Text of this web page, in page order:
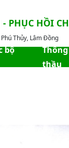
- PHỤC HỒI
Thủy, Lâm Đồng
bộ
thầu